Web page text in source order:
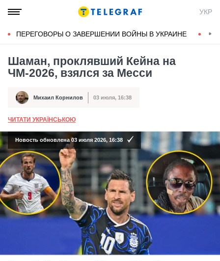
УКР
ПЕРЕГОВОРЫ О ЗАВЕРШЕНИИ ВОЙНЫ В УКРАИНЕ
Шаман, проклявший Кейна на
ЧМ-2026, взялся за Месси
Автор Михаил Корнилов
Дата публикации 03 июля, 16:38
ЧИТАТИ УКРАЇНСЬКОЮ
Новость обновлена 03 июля 2026, 16:38